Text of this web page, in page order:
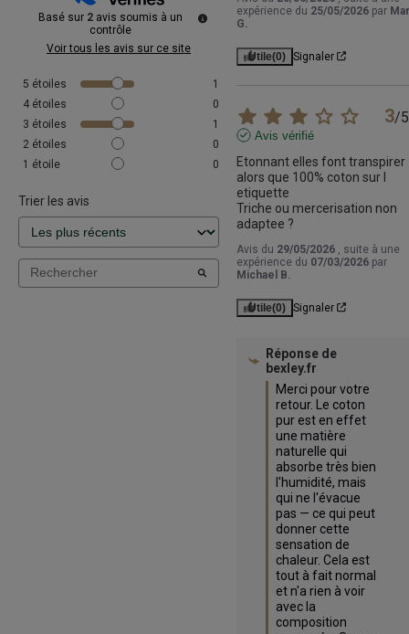
Basé sur 2 avis soumis à un
contrôle
Voir tous les avis sur ce site
5 étoiles
1
4 étoiles
0
3 étoiles
1
2 étoiles
0
1 étoile 0
Trier les avis
expérience du 25/05/2026 par
G.
Utile(0) Signaler
3/5
Avis vérifié
Etonnant elles font transpirer
alors que 100% coton sur l
etiquette
Triche ou mercerisation non
adaptee ?
Avis du 29/05/2026
, suite à une
expérience du 07/03/2026 par
Michael B.
Utile(0) Signaler
Réponse de
bexley.fr
Merci pour votre
retour. Le coton
pur est en effet
une matière
naturelle qui
absorbe très bien
l'humidité, mais
qui ne l'évacue
pas — ce qui peut
donner cette
sensation de
chaleur. Cela est
tout à fait normal
et n'a rien à voir
avec la
composition